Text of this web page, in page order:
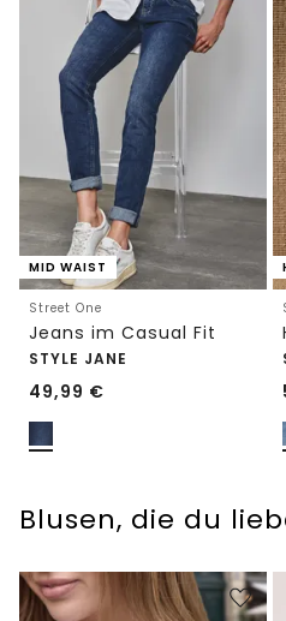
MID WAIST
Street One
Jeans im Casual Fit
STYLE JANE
49,99 €
Blusen, die du